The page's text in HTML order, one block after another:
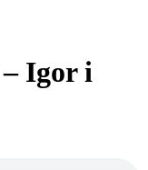
– Igor i